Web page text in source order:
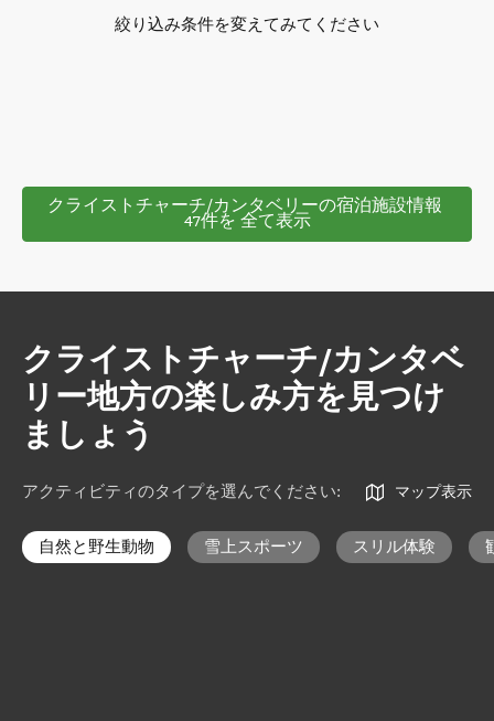
絞り込み条件を変えてみてください
クライストチャーチ/カンタベリーの宿泊施設情報
47件を 全て表示
クライストチャーチ/カンタベ
リー地方の楽しみ方を見つけ
ましょう
アクティビティのタイプを選んでください: マップ表示
自然と野生動物 雪上スポーツ スリル体験